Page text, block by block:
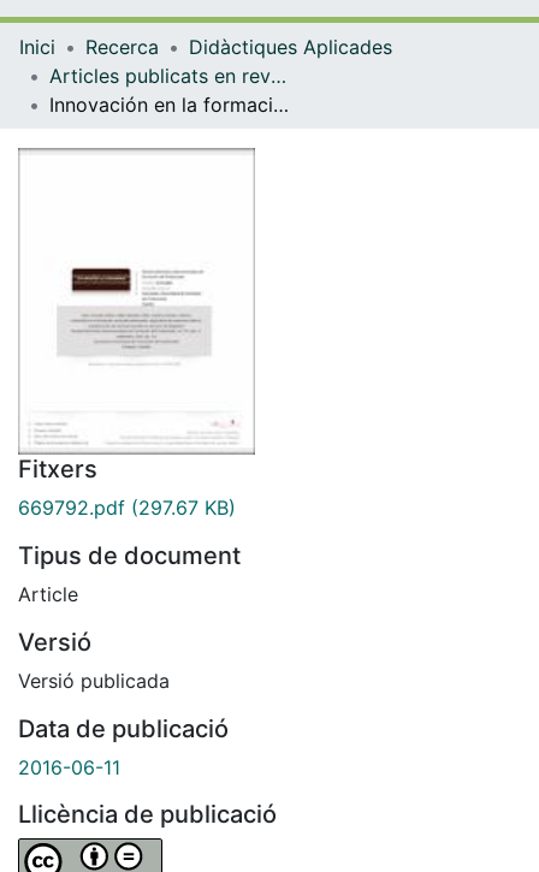
Navega per tot el DD
Com publicar
Contacte
Inici Recerca
Didàctiques Aplicades
Articles publicats en revistes (Didàctiques Aplicades)
Innovación en la formación inicial del profesorado: exploración de creencias sobre la enseñanza de las Ciencias Sociales en alumnos de Magisterio
Fitxers
669792.pdf (297.67 KB)
Tipus de document
Article
Versió
Versió publicada
Data de publicació
2016-06-11
Llicència de publicació